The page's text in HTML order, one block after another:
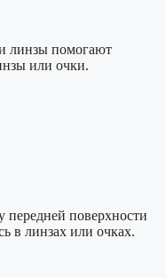
линзы помогают
или очки.
передней поверхности
в линзах или очках.